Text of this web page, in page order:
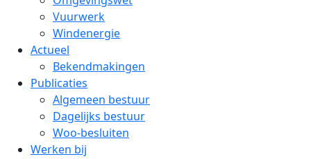
Vuurwerk
Windenergie
Actueel
Bekendmakingen
Publicaties
Algemeen bestuur
Dagelijks bestuur
Woo-besluiten
Werken bij